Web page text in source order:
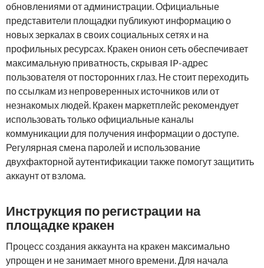
обновлениями от администрации. Официальные
представители площадки публикуют информацию о
новых зеркалах в своих социальных сетях и на
профильных ресурсах. Кракен онион сеть обеспечивает
максимальную приватность, скрывая IP-адрес
пользователя от посторонних глаз. Не стоит переходить
по ссылкам из непроверенных источников или от
незнакомых людей. Кракен маркетплейс рекомендует
использовать только официальные каналы
коммуникации для получения информации о доступе.
Регулярная смена паролей и использование
двухфакторной аутентификации также помогут защитить
аккаунт от взлома.
Инструкция по регистрации на
площадке кракен
Процесс создания аккаунта на кракен максимально
упрощен и не занимает много времени. Для начала